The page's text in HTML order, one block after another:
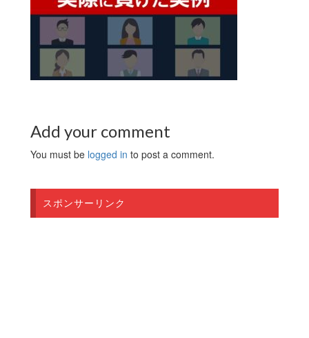
Add your comment
You must be logged in to post a comment.
スポンサーリンク